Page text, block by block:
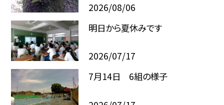
2026/08/06
明日から夏休みです
2026/07/17
7月14日 6組の様子